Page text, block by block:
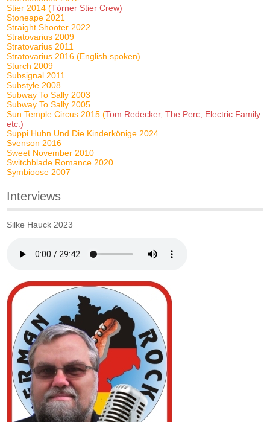
Stier 2014 (Törner Stier Crew)
Stoneape 2021
Straight Shooter 2022
Stratovarius 2009
Stratovarius 2011
Stratovarius 2016 (English spoken)
Sturch 2009
Subsignal 2011
Substyle 2008
Subway To Sally 2003
Subway To Sally 2005
Sun Temple Circus 2015 (Tom Redecker, The Perc, Electric Family
etc.)
Suppi Huhn Und Die Kinderkönige 2024
Svenson 2016
Sweet November 2010
Switchblade Romance 2020
Symbioose 2007
Interviews
Silke Hauck 2023